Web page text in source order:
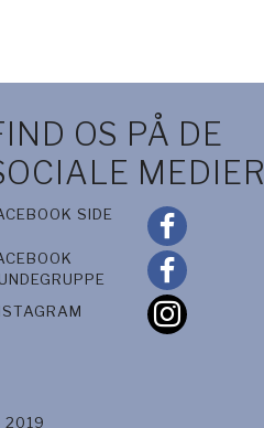
OS PÅ DE
MEDIER
SIDE
2019